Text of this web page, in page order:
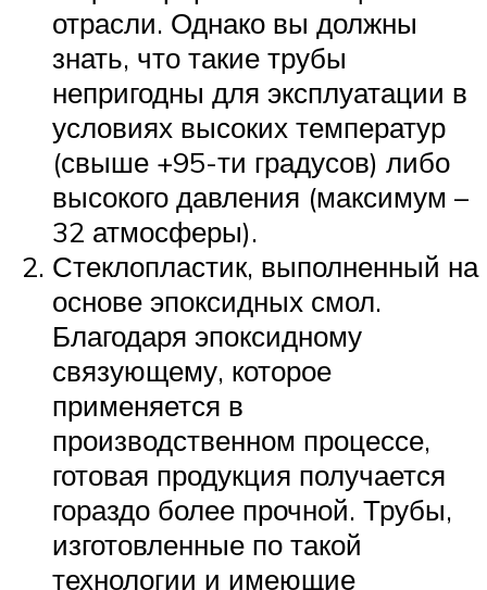
отрасли. Однако вы должны
знать, что такие трубы
непригодны для эксплуатации в
условиях высоких температур
(свыше +95-ти градусов) либо
высокого давления (максимум –
32 атмосферы).
Стеклопластик, выполненный на
основе эпоксидных смол.
Благодаря эпоксидному
связующему, которое
применяется в
производственном процессе,
готовая продукция получается
гораздо более прочной. Трубы,
изготовленные по такой
технологии и имеющие